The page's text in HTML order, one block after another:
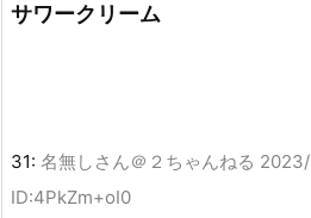
サワークリーム
31: 名無しさん＠２ちゃんねる 2023/
ID:4PkZm+oI0